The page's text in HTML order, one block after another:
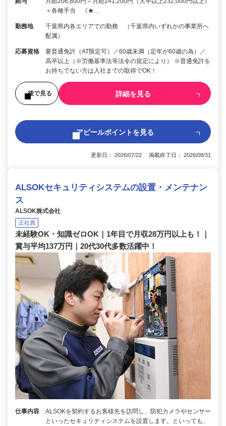
＋各種手当 《★…
勤務地
千葉県内各エリアでの勤務 （千葉県内いずれかの事業所へ
配属）
応募資格
要普通免許（AT限定可）／60歳未満（定年が60歳の為）／
高卒以上（※労働基準法等法令の規定により） ※普通免許を
お持ちでない方は入社までの取得でOK！
後で見る 詳細を見る
アピールポイントを見る
更新日： 2026/07/22 掲載終了日： 2026/08/31
ALSOKセキュリティシステムの設置・メンテナン
ス
ALSOK株式会社
正社員
未経験OK・知識ゼロOK｜1年目で月収28万円以上も！｜
賞与平均137万円｜20代30代多数活躍中！
仕事内容
ALSOKを契約するお客様先を訪問し、防犯カメラやセンサー
といったセキュリティシステムを設置します。といっても、